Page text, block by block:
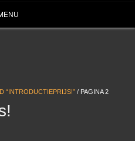
“INTRODUCTIEPRIJS!” / PAGINA 2